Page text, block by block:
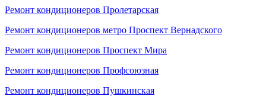
Ремонт кондиционеров Пролетарская
Ремонт кондиционеров метро Проспект Вернадского
Ремонт кондиционеров Проспект Мира
Ремонт кондиционеров Профсоюзная
Ремонт кондиционеров Пушкинская